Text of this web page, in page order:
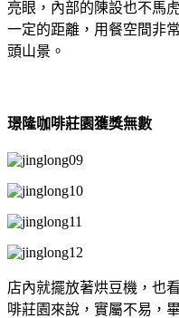
亮眼，內部的陳設也不馬
一定的距離，用餐空間非
頭山景。
璟隆咖啡莊園獲獎無數
店內就擺放著烘豆機，也
啡莊園來說，實屬不易，